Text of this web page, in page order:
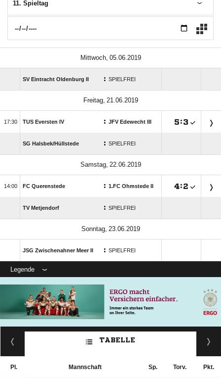
11. Spieltag
 
SV Eintracht Oldenburg II : SPIELFREI
 
 TUS Eversten IV : JFV Edewecht III :
SG Halsbek/​Hüllstede : SPIELFREI
 
 FC Querenstede : 1.FC Ohmstede II :
TV Metjendorf : SPIELFREI
 
JSG Zwischenahner Meer II : SPIELFREI
Legende
TABELLE
Pl. Mannschaft Sp. Torv. Pkt.